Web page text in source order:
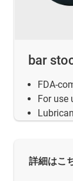
bar
FDA-
For use
詳細はこ